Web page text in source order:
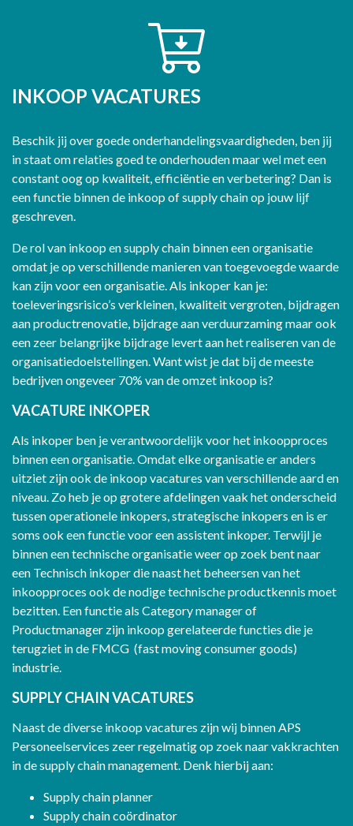
INKOOP VACATURES
Beschik jij over goede onderhandelingsvaardigheden, ben jij
in staat om relaties goed te onderhouden maar wel met een
constant oog op kwaliteit, efficiëntie en verbetering? Dan is
een functie binnen de inkoop of supply chain op jouw lijf
geschreven.
De rol van inkoop en supply chain binnen een organisatie
omdat je op verschillende manieren van toegevoegde waarde
kan zijn voor een organisatie. Als inkoper kan je:
toeleveringsrisico’s verkleinen, kwaliteit vergroten, bijdragen
aan productrenovatie, bijdrage aan verduurzaming maar ook
een zeer belangrijke bijdrage levert aan het realiseren van de
organisatiedoelstellingen. Want wist je dat bij de meeste
bedrijven ongeveer 70% van de omzet inkoop is?
VACATURE INKOPER
Als inkoper ben je verantwoordelijk voor het inkoopproces
binnen een organisatie. Omdat elke organisatie er anders
uitziet zijn ook de inkoop vacatures van verschillende aard en
niveau. Zo heb je op grotere afdelingen vaak het onderscheid
tussen operationele inkopers, strategische inkopers en is er
soms ook een functie voor een assistent inkoper. Terwijl je
binnen een technische organisatie weer op zoek bent naar
een Technisch inkoper die naast het beheersen van het
inkoopproces ook de nodige technische productkennis moet
bezitten. Een functie als Category manager of
Productmanager zijn inkoop gerelateerde functies die je
terugziet in de FMCG (fast moving consumer goods)
industrie.
SUPPLY CHAIN VACATURES
Naast de diverse inkoop vacatures zijn wij binnen APS
Personeelservices zeer regelmatig op zoek naar vakkrachten
in de supply chain management. Denk hierbij aan:
Supply chain planner
Supply chain coördinator